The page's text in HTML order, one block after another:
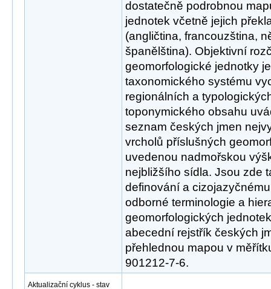
dostatečně podrobnou
jednotek včetně jejich
(angličtina, francouzština,
španělština). Objektivní
geomorfologické jednotky
taxonomického systému
regionálních a
toponymického obsahu
seznam českých jmen
vrcholů příslušných
uvedenou nadmořskou
nejbližšího sídla. Jsou zde
definování a
odborné terminologie a
geomorfologických
abecední rejstřík českých
přehlednou mapou v
901212-7-6.
Aktualizační cyklus - stav